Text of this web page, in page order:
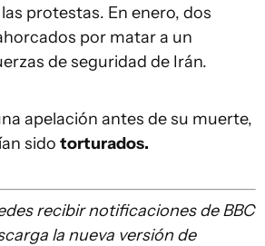
protestas. En enero, dos
por matar a un
de seguridad de Irán.
apelación antes de su muerte,
sido torturados.
recibir notificaciones de BBC
la nueva versión de